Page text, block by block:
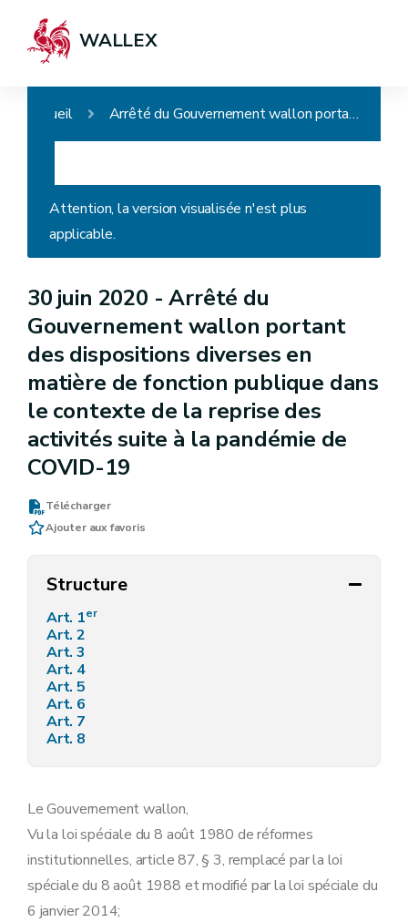
WALLEX
Accueil Arrêté du Gouvernement wallon portant des dispositions diverses en matière de fonction publique dans le contexte de la reprise des activités suite à la pandémie de COVID-19
Attention, la version visualisée n'est plus
applicable.
30 juin 2020 -Arrêté du
Gouvernement wallon portant
des dispositions diverses en
matière de fonction publique dans
le contexte de la reprise des
activités suite à la pandémie de
COVID-19
Télécharger
Ajouter aux favoris
Structure
Art. 1er
Art. 2
Art. 3
Art. 4
Art. 5
Art. 6
Art. 7
Art. 8
Le Gouvernement wallon,
Vu la loi spéciale du 8 août 1980 de réformes
institutionnelles, article 87, § 3, remplacé par la loi
spéciale du 8 août 1988 et modifié par la loi spéciale du
6 janvier 2014;